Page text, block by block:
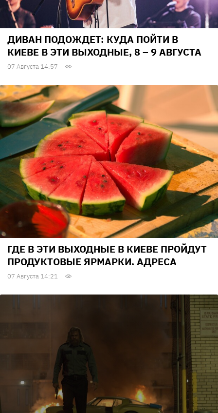
ДИВАН ПОДОЖДЕТ: КУДА ПОЙТИ В
КИЕВЕ В ЭТИ ВЫХОДНЫЕ, 8 – 9 АВГУСТА
07 Августа 14:57
ГДЕ В ЭТИ ВЫХОДНЫЕ В КИЕВЕ ПРОЙДУТ
ПРОДУКТОВЫЕ ЯРМАРКИ. АДРЕСА
07 Августа 14:21